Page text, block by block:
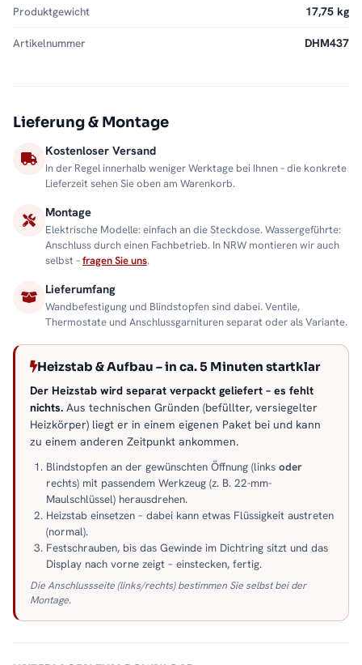
Produktgewicht 17,75 kg
Artikelnummer DHM437
Lieferung & Montage
Kostenloser Versand
In der Regel innerhalb weniger Werktage bei Ihnen – die konkrete
Lieferzeit sehen Sie oben am Warenkorb.
Montage
Elektrische Modelle: einfach an die Steckdose. Wassergeführte:
Anschluss durch einen Fachbetrieb. In NRW montieren wir auch
selbst –fragen Sie uns.
Lieferumfang
Wandbefestigung und Blindstopfen sind dabei. Ventile,
Thermostate und Anschlussgarnituren separat oder als Variante.
Heizstab & Aufbau – in ca. 5 Minuten startklar
Der Heizstab wird separat verpackt geliefert – es fehlt
nichts. Aus technischen Gründen (befüllter, versiegelter
Heizkörper) liegt er in einem eigenen Paket bei und kann
zu einem anderen Zeitpunkt ankommen.
Blindstopfen an der gewünschten Öffnung (links oder
rechts) mit passendem Werkzeug (z. B. 22-mm-
Maulschlüssel) herausdrehen.
Heizstab einsetzen – dabei kann etwas Flüssigkeit austreten
(normal).
Festschrauben, bis das Gewinde im Dichtring sitzt und das
Display nach vorne zeigt – einstecken, fertig.
Die Anschlussseite (links/rechts) bestimmen Sie selbst bei der
Montage.